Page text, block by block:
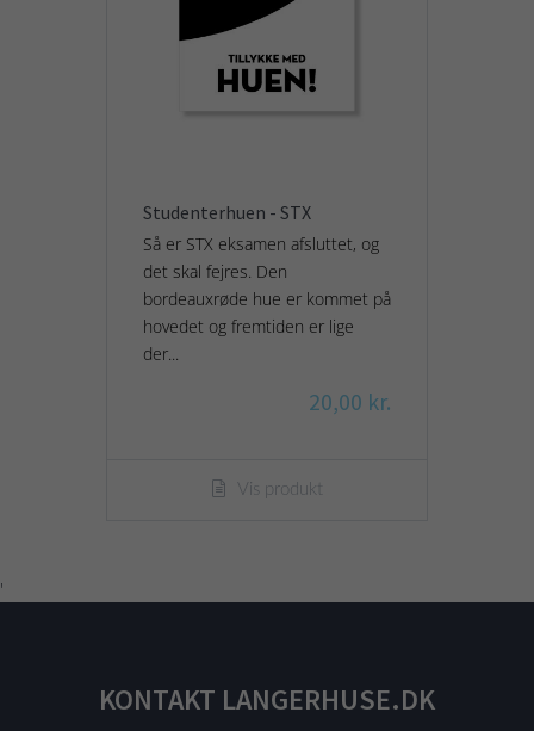
Studenterhuen - STX
Så er STX eksamen afsluttet, og
det skal fejres. Den
bordeauxrøde hue er kommet på
hovedet og fremtiden er lige
der...
20,00 kr.
Vis produkt
'
KONTAKT LANGERHUSE.DK